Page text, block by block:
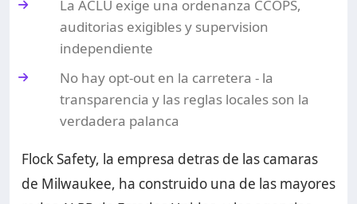
La ACLU exige una ordenanza CCOPS,
auditorias exigibles y supervision
independiente
No hay opt-out en la carretera - la
transparencia y las reglas locales son la
verdadera palanca
Flock Safety, la empresa detras de las camaras
de Milwaukee, ha construido una de las mayores